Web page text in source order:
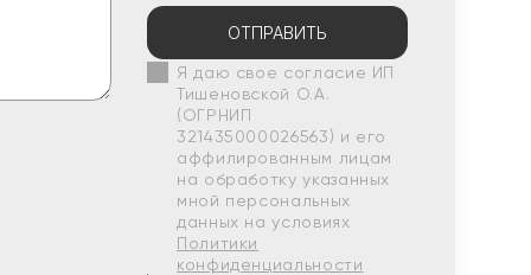
ОТПРАВИТЬ
Я даю свое согласие ИП
Тишеновской О.А.
(ОГРНИП
321435000026563) и его
аффилированным лицам
на обработку указанных
мной персональных
данных на условиях
Политики
конфиденциальности